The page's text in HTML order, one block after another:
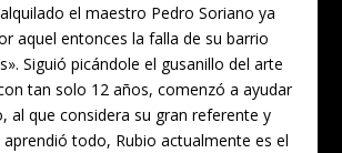
el maestro Pedro Soriano ya
aquel entonces la falla de su barrio
Siguió picándole el gusanillo del arte
tan solo 12 años, comenzó a ayudar
al que considera su gran referente y
todo, Rubio actualmente es el